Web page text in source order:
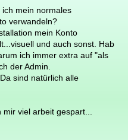
ich mein normales
verwandeln?
mein Konto
und auch sonst. Hab
ich immer extra auf "als
der Admin.
sind natürlich alle
mir viel arbeit gespart...